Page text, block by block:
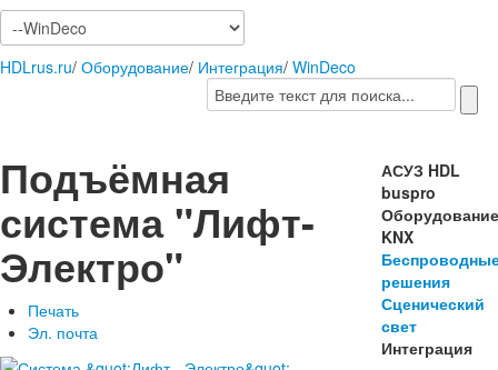
HDLrus.ru/ Оборудование/ Интеграция/ WinDeco
Подъёмная
система "Лифт-
Электро"
Печать
Эл. почта
АСУЗ HDL
buspro
KNX
решения
Сценический
свет
Интеграция